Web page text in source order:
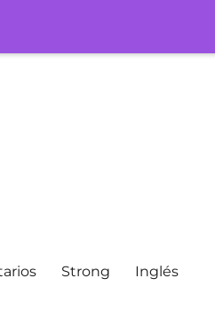
Strong Inglés